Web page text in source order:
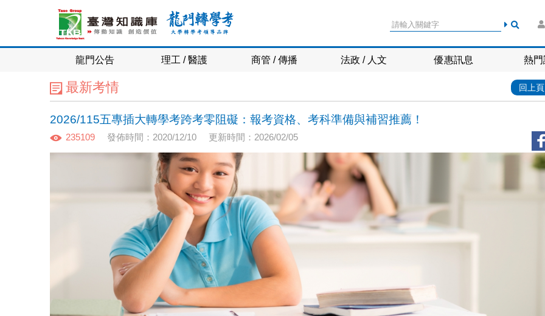
龍門公告 理工 / 醫護 商管 / 傳播 法政 / 人文 優惠訊息 熱
最新考情 回上頁
2026/115五專插大轉學考跨考零阻礙：報考資格、考科準備與補習推薦！
235109 發佈時間：2020/12/10 更新時間：2026/02/05